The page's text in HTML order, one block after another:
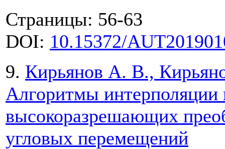
Страницы: 56-63
DOI: 10.15372/
9. Кирьянов А. В.,
Алгоритмы интерполяции
высокоразрешающих
угловых перемещений